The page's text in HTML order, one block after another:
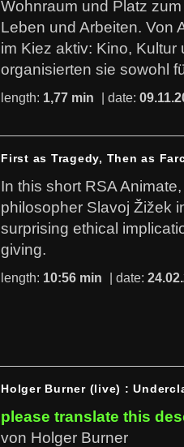
Wohnraum und Platz
Leben und Arbeiten. Von
im Kiez aktiv: Kino,
organisierten sie sowohl
length: 1,77 min | date:
First as Tragedy, Then as
In this short RSA
philosopher Slavoj Žižek
surprising ethical
giving.
length: 10:56 min | date:
Holger Burner (live) :
please translate this
von Holger Burner